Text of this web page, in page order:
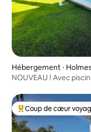
Hébergement ⋅
NOUVEAU ! Avec
Coups de cœur
Coup de cœur